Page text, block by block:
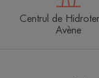
Centrul de
Avène